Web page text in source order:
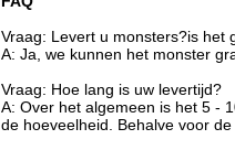
Vraag: Levert u monsters?is het
A: Ja, we kunnen het monster
Vraag: Hoe lang is uw levertijd?
A: Over het algemeen is het 5 -
de hoeveelheid. Behalve voor